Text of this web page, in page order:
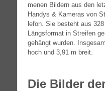
me­nen Bil­dern aus den
Han­dys & Kame­ras von
le­fon. Sie besteht aus
Längs­for­mat in Strei­fen
gehängt wur­den.
hoch und 3,91 m breit.
Die Bilder